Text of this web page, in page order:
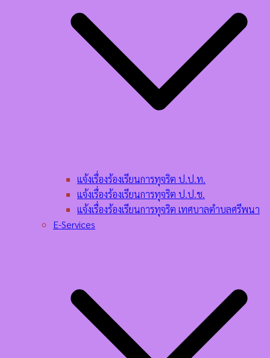
แจ้งเรื่องร้องเรียนการทุจริต ป.ป.ท.
แจ้งเรื่องร้องเรียนการทุจริต ป.ป.ช.
แจ้งเรื่องร้องเรียนการทุจริต เทศบาลตำบลศรีพนา
E-Services